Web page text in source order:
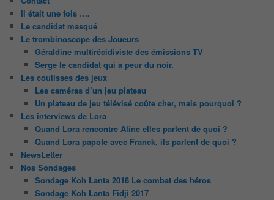
Il était une fois ….
Le candidat masqué
Le trombinoscope des Joueurs
Géraldine multirécidiviste des émissions TV
Serge le candidat qui a peur du noir.
Les coulisses des jeux
Les caméras d’un jeu plateau
Un plateau de jeu télévisé coûte cher, mais pourquoi ?
Les interviews de Lora
Quand Lora rencontre Aline elles parlent de quoi ?
Quand Lora papote avec Franck, ils parlent de quoi ?
NewsLetter
Nos Sondages
Sondage Koh Lanta 2018 Le combat des héros
Sondage Koh Lanta Fidji 2017